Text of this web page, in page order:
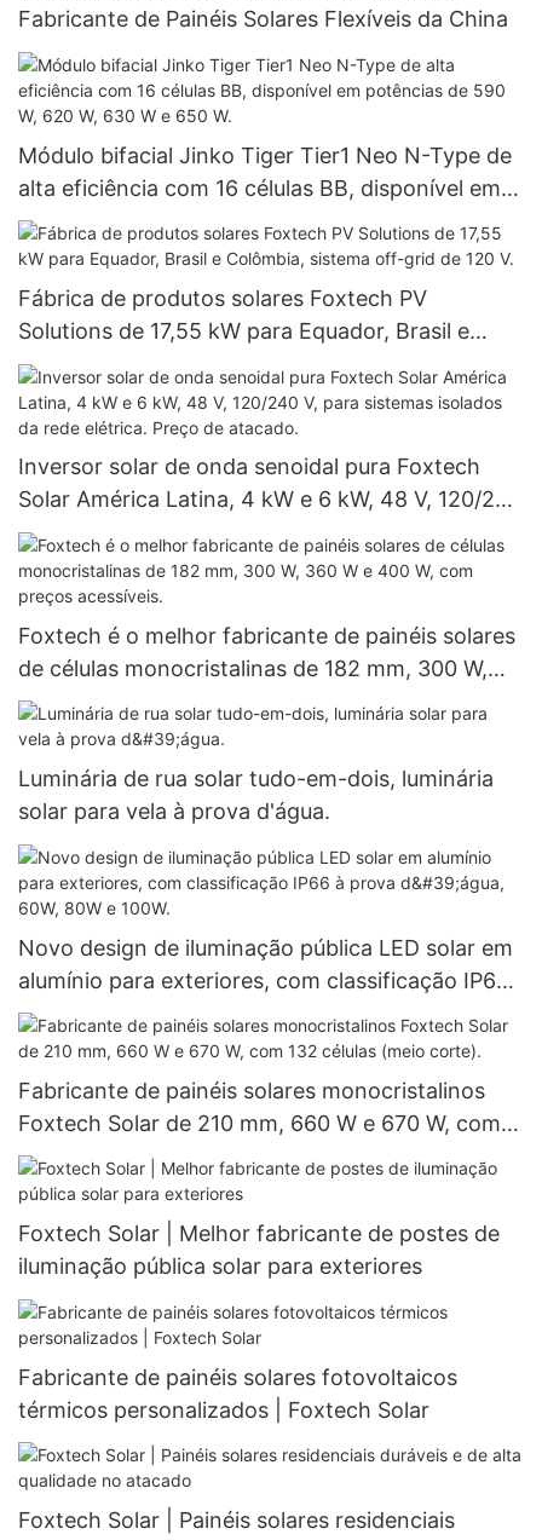
Fabricante de Painéis Solares Flexíveis da China
Módulo bifacial Jinko Tiger Tier1 Neo N-Type de
alta eficiência com 16 células BB, disponível em
potências de 590 W, 620 W, 630 W e 650 W.
Fábrica de produtos solares Foxtech PV
Solutions de 17,55 kW para Equador, Brasil e
Colômbia, sistema off-grid de 120 V.
Inversor solar de onda senoidal pura Foxtech
Solar América Latina, 4 kW e 6 kW, 48 V, 120/240
V, para sistemas isolados da rede elétrica. Preço
de atacado.
Foxtech é o melhor fabricante de painéis solares
de células monocristalinas de 182 mm, 300 W,
360 W e 400 W, com preços acessíveis.
Luminária de rua solar tudo-em-dois, luminária
solar para vela à prova d'água.
Novo design de iluminação pública LED solar em
alumínio para exteriores, com classificação IP66
à prova d'água, 60W, 80W e 100W.
Fabricante de painéis solares monocristalinos
Foxtech Solar de 210 mm, 660 W e 670 W, com
132 células (meio corte).
Foxtech Solar | Melhor fabricante de postes de
iluminação pública solar para exteriores
Fabricante de painéis solares fotovoltaicos
térmicos personalizados | Foxtech Solar
Foxtech Solar | Painéis solares residenciais